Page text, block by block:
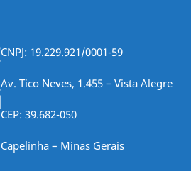
CNPJ: 19.229.921/0001-59
Av. Tico Neves, 1.455 – Vista Alegre
CEP: 39.682-050
Capelinha – Minas Gerais